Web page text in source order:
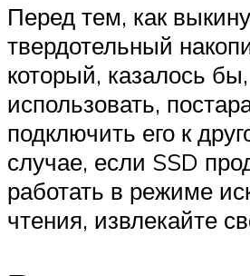
Перед тем, как
твердотельный
который, казалось
использовать,
подключить его к
случае, если SSD
работать в режиме
чтения, извлекайте